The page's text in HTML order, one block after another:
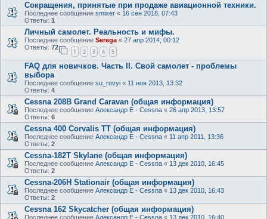
Сокращения, принятые при продаже авиационной техники.
Последнее сообщение smixer « 16 сен 2018, 07:43
Ответы: 1
Личный самолет. Реальность и мифы.
Последнее сообщение Serega « 27 апр 2014, 00:12
Ответы: 72
1 2 3 4 5
FAQ для новичков. Часть II. Свой самолет - проблемы
выбора
Последнее сообщение su_rovyi « 11 ноя 2013, 13:32
Ответы: 4
Cessna 208B Grand Caravan (общая информация)
Последнее сообщение Александр E - Cessna « 26 апр 2013, 13:57
Ответы: 6
Cessna 400 Corvalis TT (общая информация)
Последнее сообщение Александр E - Cessna « 11 апр 2011, 13:36
Ответы: 2
Cessna-182T Skylane (общая информация)
Последнее сообщение Александр E - Cessna « 13 дек 2010, 16:45
Ответы: 2
Cessna-206H Stationair (общая информация)
Последнее сообщение Александр E - Cessna « 13 дек 2010, 16:43
Ответы: 2
Cessna 162 Skycatcher (общая информация)
Последнее сообщение Александр E - Cessna « 13 дек 2010, 16:40